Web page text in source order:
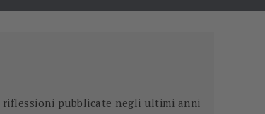
riflessioni pubblicate negli ultimi anni